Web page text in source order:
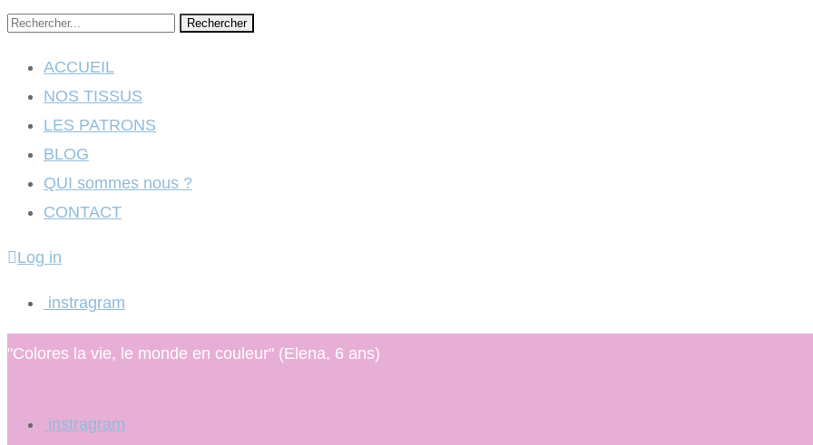
Rechercher
ACCUEIL
NOS TISSUS
LES PATRONS
BLOG
QUI sommes nous ?
CONTACT
Log in
instragram
"Colores la vie, le monde en couleur" (Elena, 6 ans)
instragram